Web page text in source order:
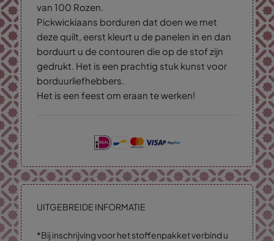
van 100 Rozen.
Pickwickiaans borduren dat doen we met
deze quilt, eerst kleurt u de panelen in en dan
borduurt u de contouren die op de stof zijn
gedrukt. Het is een prachtig stuk kunst voor
borduurliefhebbers.
Het is een feest om eraan te werken!
UITGEBREIDE INFORMATIE
*Bij inschrijving voor het stoffenpakket verbind u